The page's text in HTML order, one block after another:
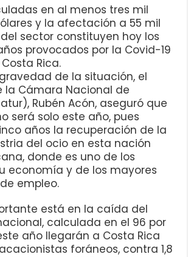
en al menos tres mil
y la afectación a 55 mil
sector constituyen hoy los
provocados por la Covid-19
Rica.
de la situación, el
la Cámara Nacional de
Rubén Acón, aseguró que
será solo este año, pues
años la recuperación de la
del ocio en esta nación
donde es uno de los
economía y de los mayores
empleo.
está en la caída del
calculada en el 96 por
año llegarán a Costa Rica
foráneos, contra 1,8